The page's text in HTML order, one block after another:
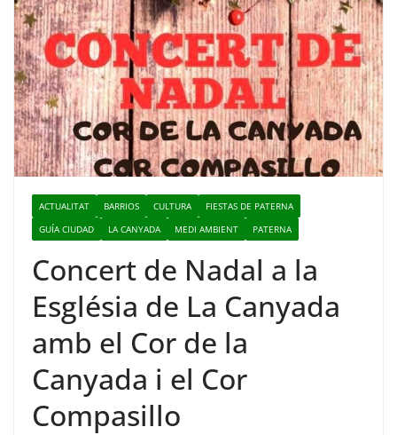
ACTUALITAT BARRIOS CULTURA
FIESTAS DE PATERNA
GUÍA CIUDAD
LA CANYADA MEDI AMBIENT PATERNA
Concert de Nadal a la
Església de La Canyada
amb el Cor de la
Canyada i el Cor
Compasillo